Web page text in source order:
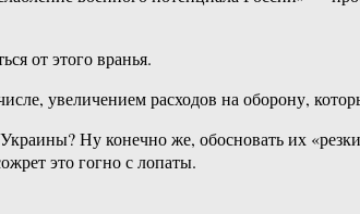
от этого вранья.
увеличением расходов на оборону,
Ну конечно же, обосновать их
это гогно с лопаты.